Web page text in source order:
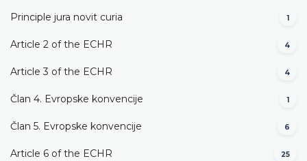
Principle jura novit curia 1
Article 2 of the ECHR 4
Article 3 of the ECHR 4
Član 4. Evropske konvencije 1
Član 5. Evropske konvencije 6
Article 6 of the ECHR 25